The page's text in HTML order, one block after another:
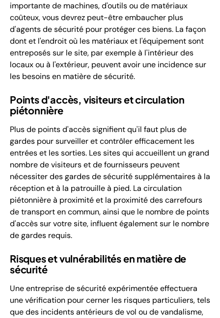
importante de machines, d'outils ou de matériaux
coûteux, vous devrez peut-être embaucher plus
d'agents de sécurité pour protéger ces biens. La façon
dont et l'endroit où les matériaux et l'équipement sont
entreposés sur le site, par exemple à l'intérieur des
locaux ou à l'extérieur, peuvent avoir une incidence sur
les besoins en matière de sécurité.
Points d'accès, visiteurs et circulation
piétonnière
Plus de points d'accès signifient qu'il faut plus de
gardes pour surveiller et contrôler efficacement les
entrées et les sorties. Les sites qui accueillent un grand
nombre de visiteurs et de fournisseurs peuvent
nécessiter des gardes de sécurité supplémentaires à la
réception et à la patrouille à pied. La circulation
piétonnière à proximité et la proximité des carrefours
de transport en commun, ainsi que le nombre de points
d'accès sur votre site, influent également sur le nombre
de gardes requis.
Risques et vulnérabilités en matière de
sécurité
Une entreprise de sécurité expérimentée effectuera
une vérification pour cerner les risques particuliers, tels
que des incidents antérieurs de vol ou de vandalisme,